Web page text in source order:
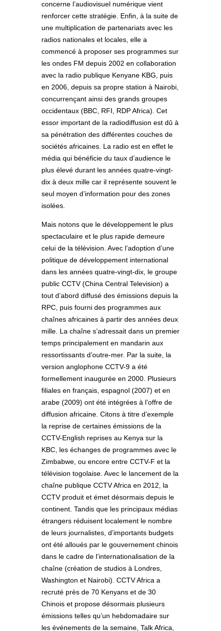
concerne l’audiovisuel numérique vient
renforcer cette stratégie. Enfin, à la suite de
une multiplication de partenariats avec les
radios nationales et locales, elle a
commencé à proposer ses programmes sur
les ondes FM depuis 2002 en collaboration
avec la radio publique Kenyane KBG, puis
en 2006, depuis sa propre station à Nairobi,
concurrençant ainsi des grands groupes
occidentaux (BBC, RFI, RDP Africa). Cet
essor important de la radiodiffusion est dû à
sa pénétration des différentes couches de
sociétés africaines. La radio est en effet le
média qui bénéficie du taux d’audience le
plus élevé durant les années quatre-vingt-
dix à deux mille car il représente souvent le
seul moyen d’information pour des zones
isolées.
Mais notons que le développement le plus
spectaculaire et le plus rapide demeure
celui de la télévision. Avec l’adoption d’une
politique de développement international
dans les années quatre-vingt-dix, le groupe
public CCTV (China Central Television) a
tout d’abord diffusé des émissions depuis la
RPC, puis fourni des programmes aux
chaînes africaines à partir des années deux
mille. La chaîne s’adressait dans un premier
temps principalement en mandarin aux
ressortissants d’outre-mer. Par la suite, la
version anglophone CCTV-9 a été
formellement inaugurée en 2000. Plusieurs
filiales en français, espagnol (2007) et en
arabe (2009) ont été intégrées à l’offre de
diffusion africaine. Citons à titre d’exemple
la reprise de certaines émissions de la
CCTV-English reprises au Kenya sur la
KBC, les échanges de programmes avec le
Zimbabwe, ou encore entre CCTV-F et la
télévision togolaise. Avec le lancement de la
chaîne publique CCTV Africa en 2012, la
CCTV produit et émet désormais depuis le
continent. Tandis que les principaux médias
étrangers réduisent localement le nombre
de leurs journalistes, d’importants budgets
ont été alloués par le gouvernement chinois
dans le cadre de l’internationalisation de la
chaîne (création de studios à Londres,
Washington et Nairobi). CCTV Africa a
recruté près de 70 Kenyans et de 30
Chinois et propose désormais plusieurs
émissions telles qu’un hebdomadaire sur
les événements de la semaine, Talk Africa,